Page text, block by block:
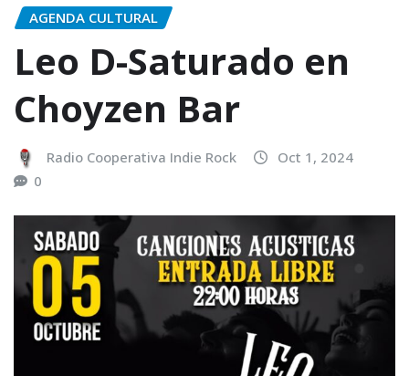
AGENDA CULTURAL
Leo D-Saturado en
Choyzen Bar
Radio Cooperativa Indie Rock
Oct 1, 2024
0